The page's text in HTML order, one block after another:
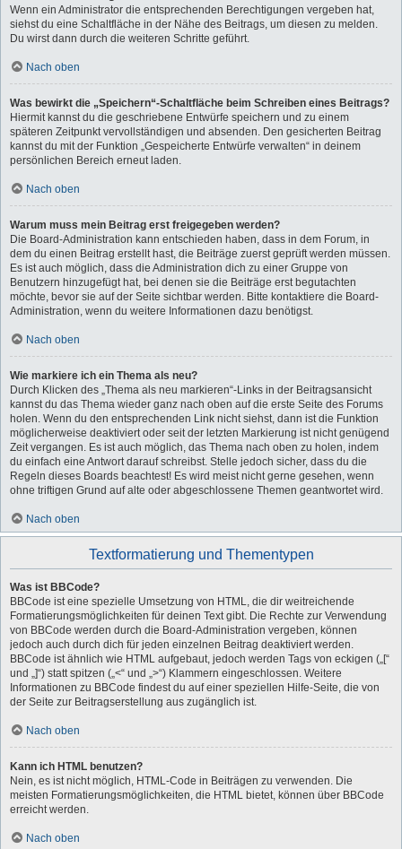
Wenn ein Administrator die entsprechenden Berechtigungen vergeben hat,
siehst du eine Schaltfläche in der Nähe des Beitrags, um diesen zu melden.
Du wirst dann durch die weiteren Schritte geführt.
Nach oben
Was bewirkt die „Speichern“-Schaltfläche beim Schreiben eines Beitrags?
Hiermit kannst du die geschriebene Entwürfe speichern und zu einem
späteren Zeitpunkt vervollständigen und absenden. Den gesicherten Beitrag
kannst du mit der Funktion „Gespeicherte Entwürfe verwalten“ in deinem
persönlichen Bereich erneut laden.
Nach oben
Warum muss mein Beitrag erst freigegeben werden?
Die Board-Administration kann entschieden haben, dass in dem Forum, in
dem du einen Beitrag erstellt hast, die Beiträge zuerst geprüft werden müssen.
Es ist auch möglich, dass die Administration dich zu einer Gruppe von
Benutzern hinzugefügt hat, bei denen sie die Beiträge erst begutachten
möchte, bevor sie auf der Seite sichtbar werden. Bitte kontaktiere die Board-
Administration, wenn du weitere Informationen dazu benötigst.
Nach oben
Wie markiere ich ein Thema als neu?
Durch Klicken des „Thema als neu markieren“-Links in der Beitragsansicht
kannst du das Thema wieder ganz nach oben auf die erste Seite des Forums
holen. Wenn du den entsprechenden Link nicht siehst, dann ist die Funktion
möglicherweise deaktiviert oder seit der letzten Markierung ist nicht genügend
Zeit vergangen. Es ist auch möglich, das Thema nach oben zu holen, indem
du einfach eine Antwort darauf schreibst. Stelle jedoch sicher, dass du die
Regeln dieses Boards beachtest! Es wird meist nicht gerne gesehen, wenn
ohne triftigen Grund auf alte oder abgeschlossene Themen geantwortet wird.
Nach oben
Textformatierung und Thementypen
Was ist BBCode?
BBCode ist eine spezielle Umsetzung von HTML, die dir weitreichende
Formatierungsmöglichkeiten für deinen Text gibt. Die Rechte zur Verwendung
von BBCode werden durch die Board-Administration vergeben, können
jedoch auch durch dich für jeden einzelnen Beitrag deaktiviert werden.
BBCode ist ähnlich wie HTML aufgebaut, jedoch werden Tags von eckigen („[“
und „]“) statt spitzen („<“ und „>“) Klammern eingeschlossen. Weitere
Informationen zu BBCode findest du auf einer speziellen Hilfe-Seite, die von
der Seite zur Beitragserstellung aus zugänglich ist.
Nach oben
Kann ich HTML benutzen?
Nein, es ist nicht möglich, HTML-Code in Beiträgen zu verwenden. Die
meisten Formatierungsmöglichkeiten, die HTML bietet, können über BBCode
erreicht werden.
Nach oben